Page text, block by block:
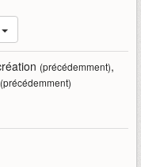
(précédemment),
(précédemment)